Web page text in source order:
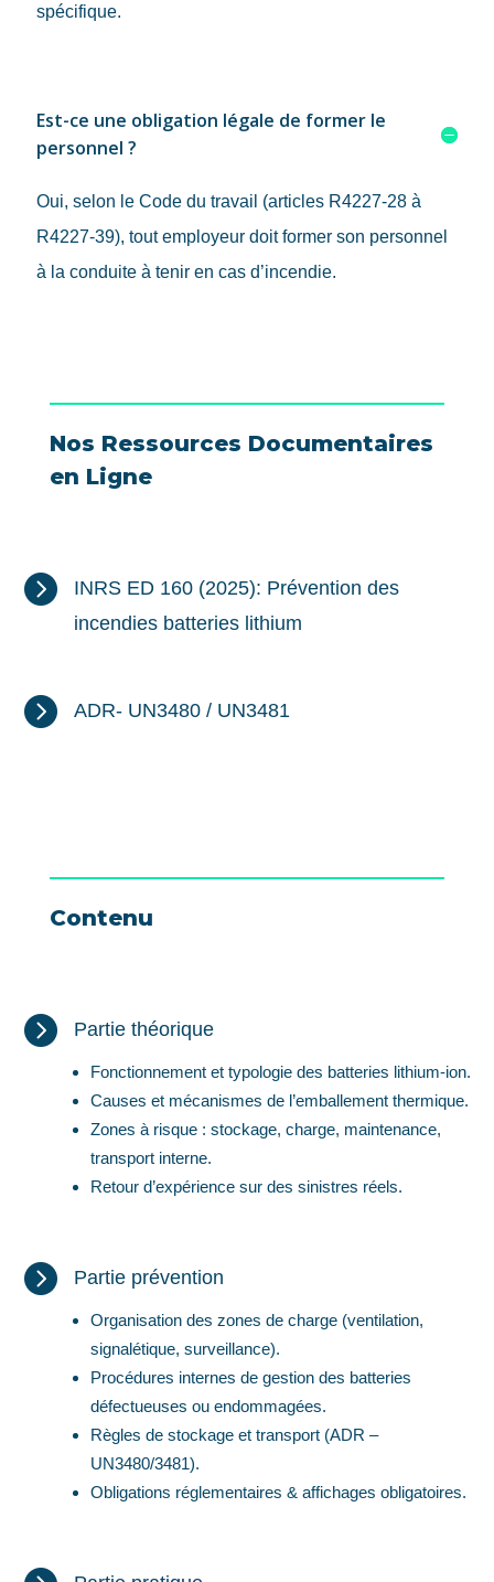
spécifique.
Est-ce une obligation légale de former le
personnel ?
Oui, selon le Code du travail (articles R4227-28 à
R4227-39), tout employeur doit former son personnel
à la conduite à tenir en cas d’incendie.
Nos Ressources Documentaires
en Ligne

INRS ED 160 (2025): Prévention des
incendies batteries lithium
 ADR- UN3480 / UN3481
Contenu
 Partie théorique
Fonctionnement et typologie des batteries lithium-ion.
Causes et mécanismes de l’emballement thermique.
Zones à risque : stockage, charge, maintenance,
transport interne.
Retour d’expérience sur des sinistres réels.
 Partie prévention
Organisation des zones de charge (ventilation,
signalétique, surveillance).
Procédures internes de gestion des batteries
défectueuses ou endommagées.
Règles de stockage et transport (ADR –
UN3480/3481).
Obligations réglementaires & affichages obligatoires.